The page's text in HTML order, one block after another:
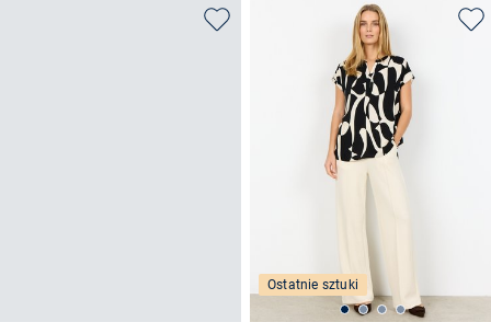
Ostatnie sztuki